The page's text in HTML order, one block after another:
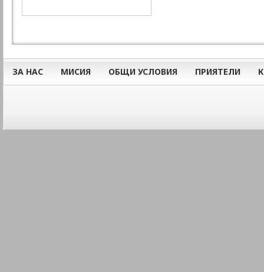
ЗА НАС МИСИЯ ОБЩИ УСЛОВИЯ ПРИЯТЕЛИ